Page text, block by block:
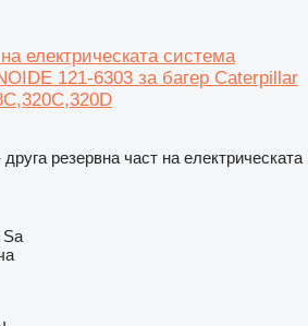
електрическата система
121-6303 за багер Caterpillar
резервна част на електрическата
Sa